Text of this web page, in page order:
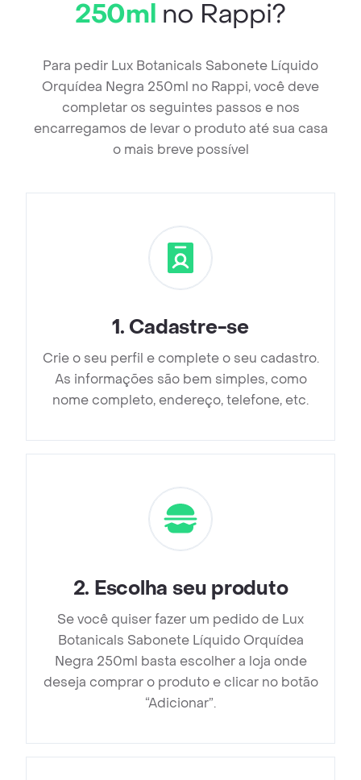
250ml no Rappi?
Para pedir Lux Botanicals Sabonete Líquido
Orquídea Negra 250ml no Rappi, você deve
completar os seguintes passos e nos
encarregamos de levar o produto até sua casa
o mais breve possível
1. Cadastre-se
Crie o seu perfil e complete o seu cadastro.
As informações são bem simples, como
nome completo, endereço, telefone, etc.
2. Escolha seu produto
Se você quiser fazer um pedido de Lux
Botanicals Sabonete Líquido Orquídea
Negra 250ml basta escolher a loja onde
deseja comprar o produto e clicar no botão
“Adicionar”.